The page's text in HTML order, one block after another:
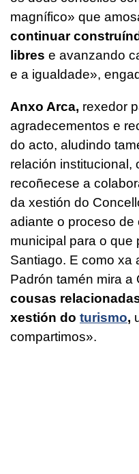
magnífico» que
continuar
libres e avanzando
e a igualdade»,
Anxo Arca, rexedor
agradecementos e
do acto, aludindo
relación institucional,
recoñecese a
da xestión do
adiante o proceso de
municipal para o que
Santiago. E como xa
Padrón tamén mira a
cousas
xestión do turismo,
compartimos».